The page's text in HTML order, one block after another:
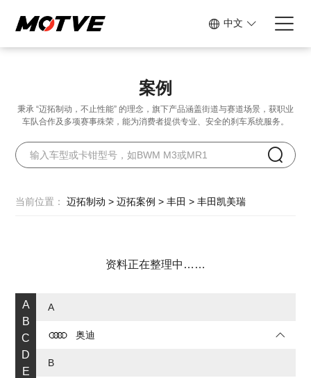
中文
案例
秉承 “迈拓制动，不止性能” 的理念，旗下产品涵盖街道与赛道场景， 获职业
车队合作及多项赛事殊荣，能为消费者提供专业、安全的刹车系统服务。
当前位置：迈拓制动 > 迈拓案例 > 丰田 > 丰田凯美瑞
资料正在整理中……
A
B
C
D
E
A
奥迪
B